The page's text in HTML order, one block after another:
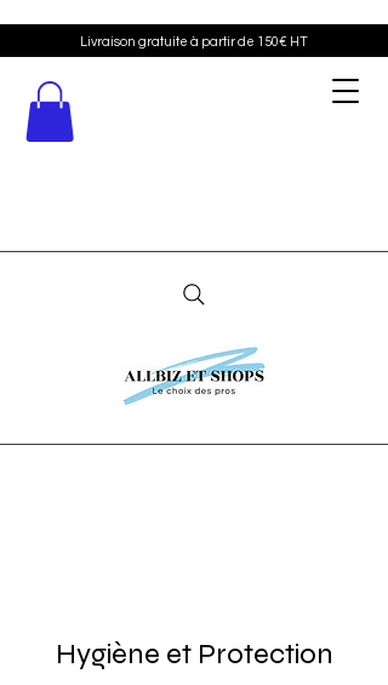
Livraison gratuite à partir de 150€ HT
Hygiène et Protection